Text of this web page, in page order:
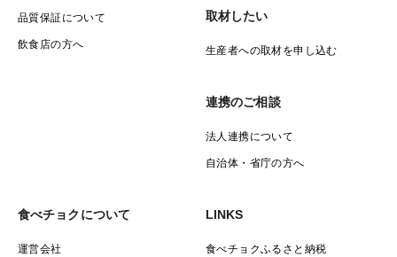
品質保証について
飲食店の方へ
取材したい
生産者への取材を申し込む
連携のご相談
法人連携について
自治体・省庁の方へ
食べチョクについて
運営会社
LINKS
食べチョクふるさと納税